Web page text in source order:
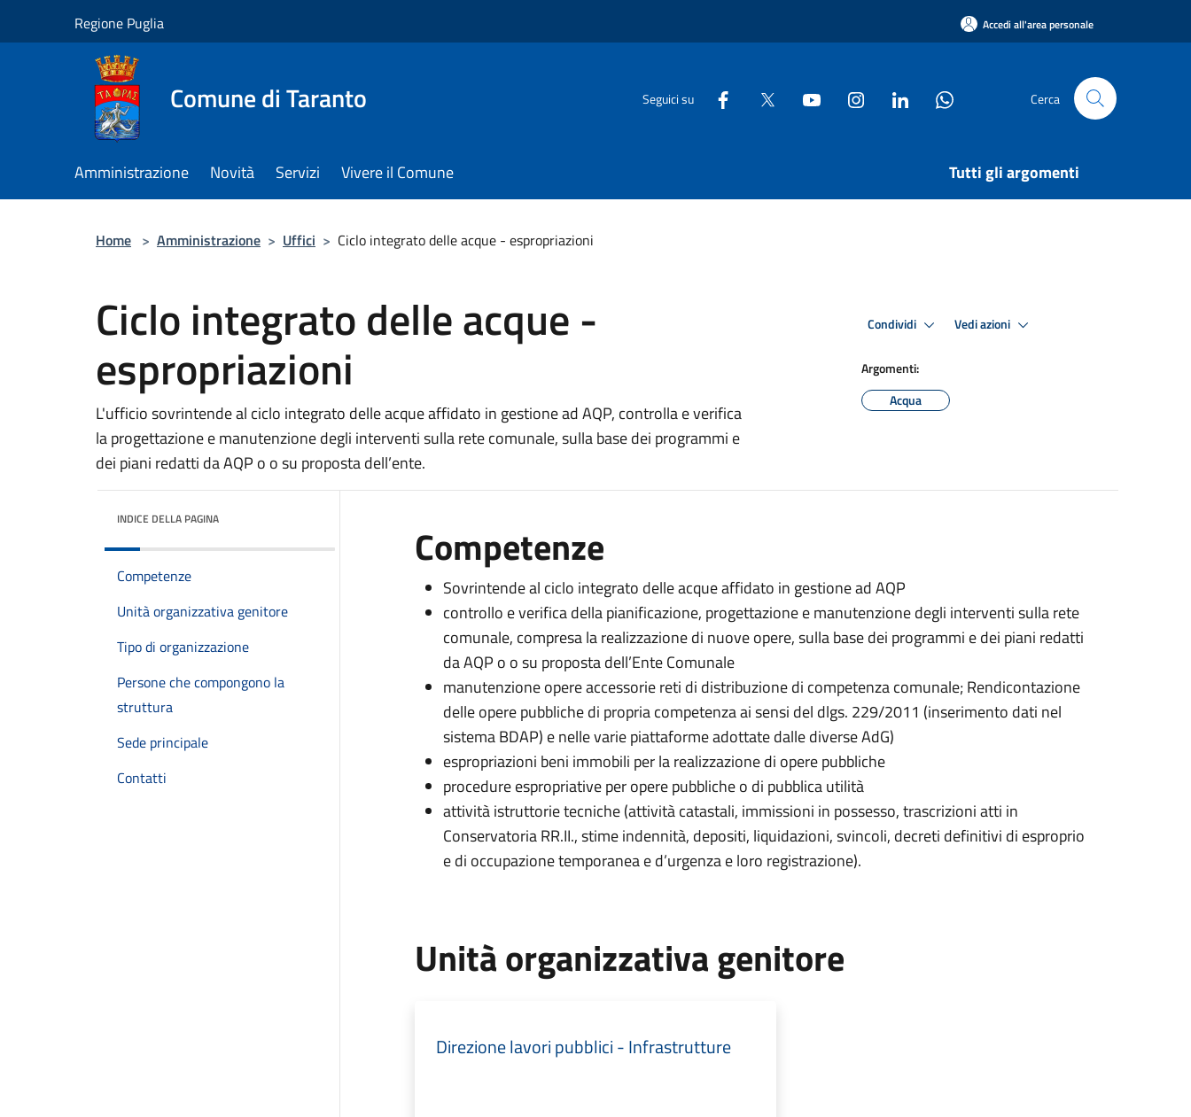
Regione Puglia Accedi all'area personale
Comune di Taranto Seguici su Cerca
Amministrazione Novità Servizi Vivere il Comune Tutti gli argomenti
Home > Amministrazione > Uffici > Ciclo integrato delle acque - espropriazioni
Ciclo integrato delle acque -
espropriazioni
L'ufficio sovrintende al ciclo integrato delle acque affidato in gestione ad AQP, controlla e verifica
la progettazione e manutenzione degli interventi sulla rete comunale, sulla base dei programmi e
dei piani redatti da AQP o o su proposta dell’ente.
Condividi Vedi azioni
Argomenti:
Acqua
INDICE DELLA PAGINA
Competenze
Unità organizzativa genitore
Tipo di organizzazione
Persone che compongono la
struttura
Sede principale
Contatti
Competenze
Sovrintende al ciclo integrato delle acque affidato in gestione ad AQP
controllo e verifica della pianificazione, progettazione e manutenzione degli interventi sulla rete
comunale, compresa la realizzazione di nuove opere, sulla base dei programmi e dei piani redatti
da AQP o o su proposta dell’Ente Comunale
manutenzione opere accessorie reti di distribuzione di competenza comunale; Rendicontazione
delle opere pubbliche di propria competenza ai sensi del dlgs. 229/2011 (inserimento dati nel
sistema BDAP) e nelle varie piattaforme adottate dalle diverse AdG)
espropriazioni beni immobili per la realizzazione di opere pubbliche
procedure espropriative per opere pubbliche o di pubblica utilità
attività istruttorie tecniche (attività catastali, immissioni in possesso, trascrizioni atti in
Conservatoria RR.II., stime indennità, depositi, liquidazioni, svincoli, decreti definitivi di esproprio
e di occupazione temporanea e d’urgenza e loro registrazione).
Unità organizzativa genitore
Direzione lavori pubblici - Infrastrutture